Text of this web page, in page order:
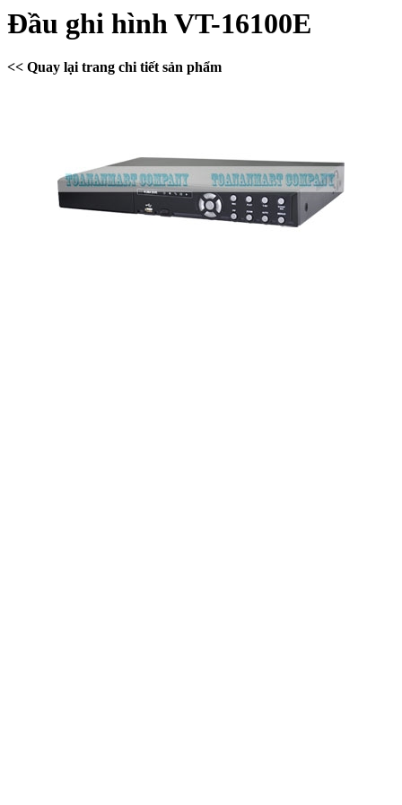
Đầu ghi hình VT-16100E
<< Quay lại trang chi tiết sản phẩm